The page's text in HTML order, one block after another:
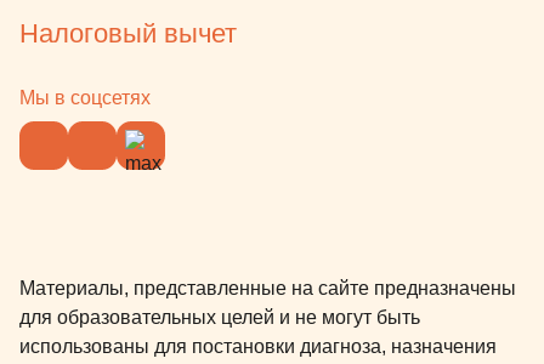
Налоговый вычет
Мы в соцсетях
Материалы, представленные на сайте предназначены
для образовательных целей и не могут быть
использованы для постановки диагноза, назначения